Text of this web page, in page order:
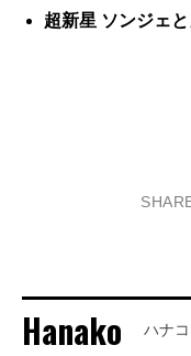
超新星 ソンジェと
Hanako ハナコ